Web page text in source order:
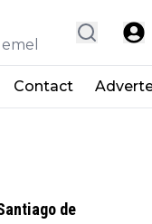
Contact
de